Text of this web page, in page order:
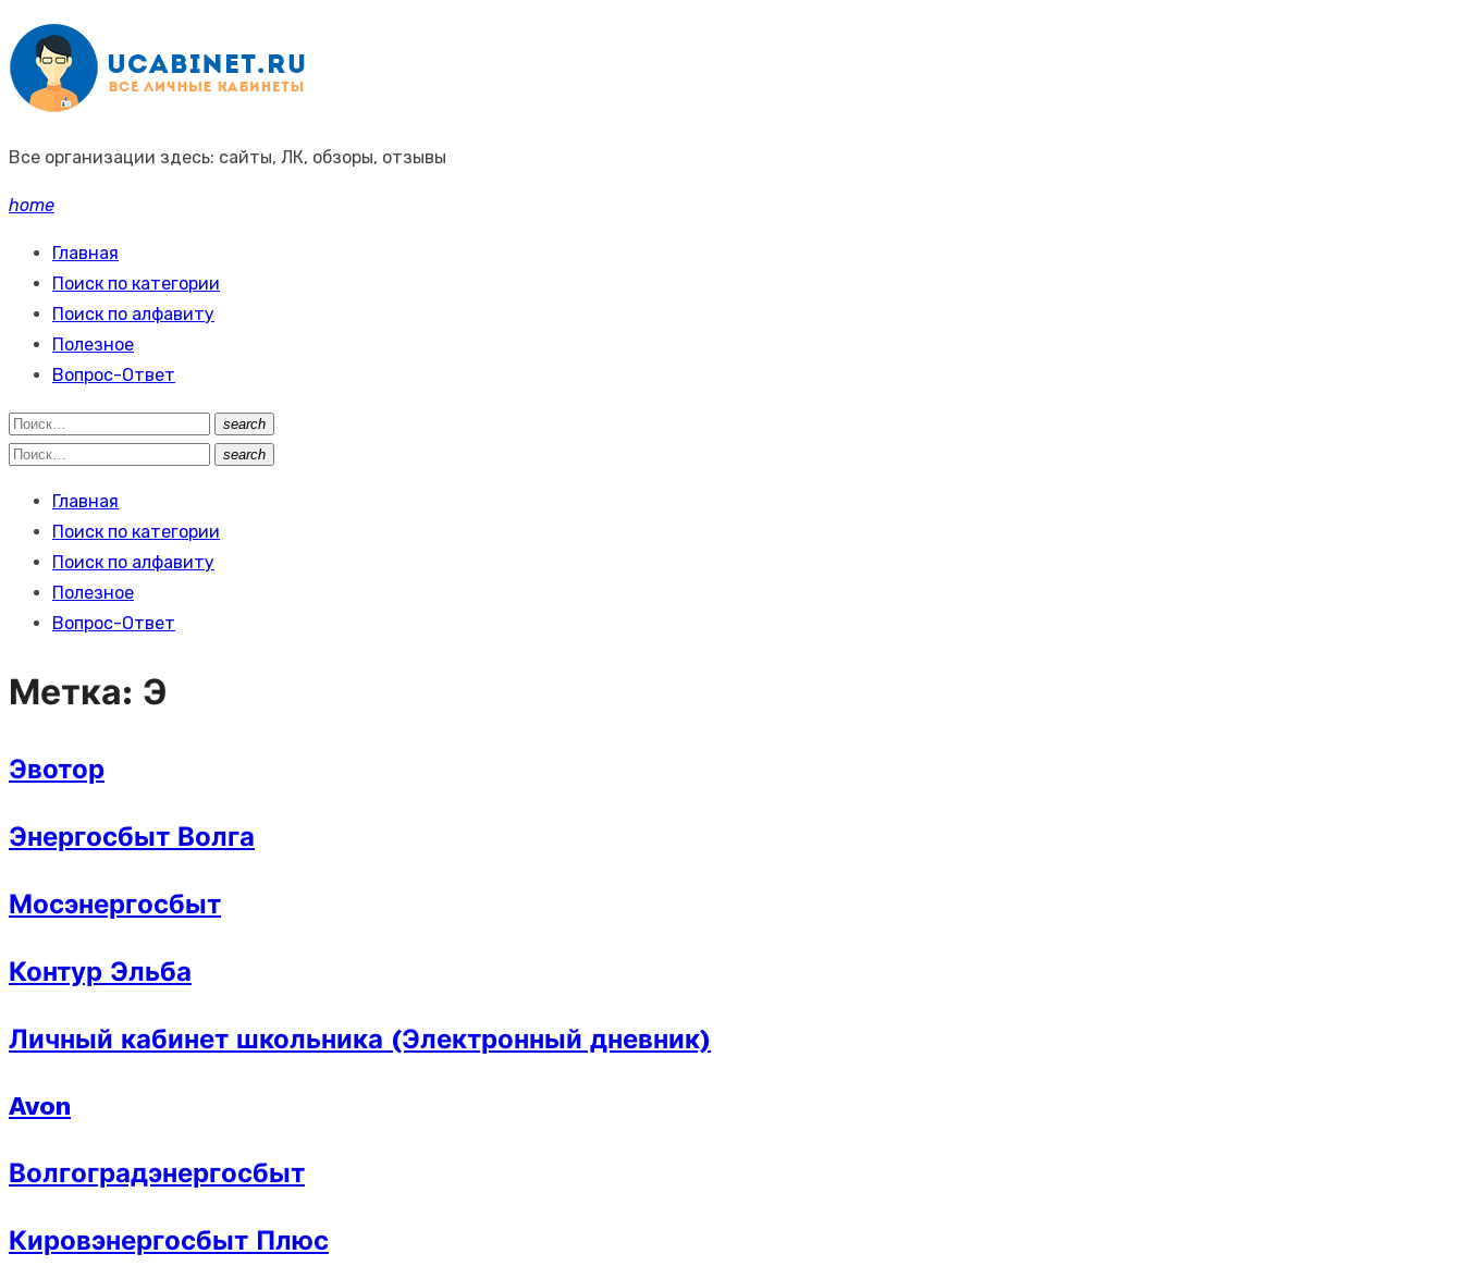
Промотать
к
содержимому
Все организации здесь: сайты, ЛК, обзоры, отзывы
home
Главная
Поиск по категории
Поиск по алфавиту
Полезное
Вопрос-Ответ
Поиск:
search
Поиск
Поиск:
search
Поиск
Главная
Поиск по категории
Поиск по алфавиту
Полезное
Вопрос-Ответ
Метка: Э
Эвотор
Энергосбыт Волга
Мосэнергосбыт
Контур Эльба
Личный кабинет школьника (Электронный дневник)
Avon
Волгоградэнергосбыт
Кировэнергосбыт Плюс